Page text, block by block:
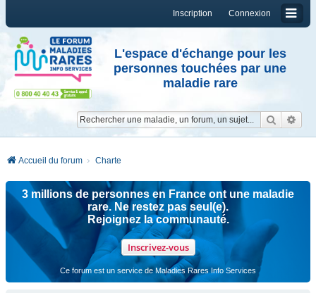
Connexion
Inscription
L'espace d'échange pour les
personnes touchées par une
maladie rare
Accueil du forum Charte
3 millions de personnes en France ont une maladie
rare. Ne restez pas seul(e).
Rejoignez la communauté.
Inscrivez-vous
Ce forum est un service de Maladies Rares Info Services